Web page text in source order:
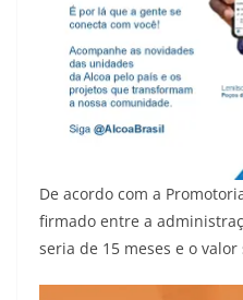
De acordo com a
firmado entre a
seria de 15 meses e o